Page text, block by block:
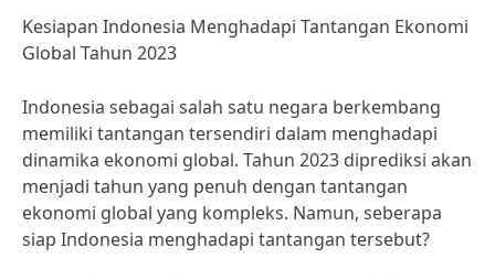
Kesiapan Indonesia Menghadapi Tantangan Ekonomi
Global Tahun 2023
Indonesia sebagai salah satu negara berkembang
memiliki tantangan tersendiri dalam menghadapi
dinamika ekonomi global. Tahun 2023 diprediksi akan
menjadi tahun yang penuh dengan tantangan
ekonomi global yang kompleks. Namun, seberapa
siap Indonesia menghadapi tantangan tersebut?